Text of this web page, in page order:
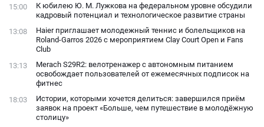
15:00
К юбилею Ю. М. Лужкова на федеральном уровне обсудили
кадровый потенциал и технологическое развитие страны
13:08
Haier приглашает молодежный теннис и болельщиков на
Roland-Garros 2026 с мероприятием Clay Court Open и Fans
Club
13:13
Merach S29R2: велотренажер с автономным питанием
освобождает пользователей от ежемесячных подписок на
фитнес
18:03
Истории, которыми хочется делиться: завершился приём
заявок на проект «Больше, чем путешествие в молодёжную
столицу»